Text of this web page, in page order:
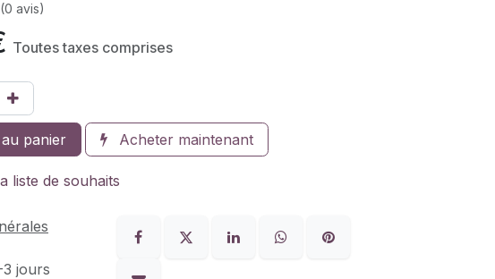
(0 avis)
Toutes taxes comprises
panier Acheter maintenant
liste de souhaits
3 jours